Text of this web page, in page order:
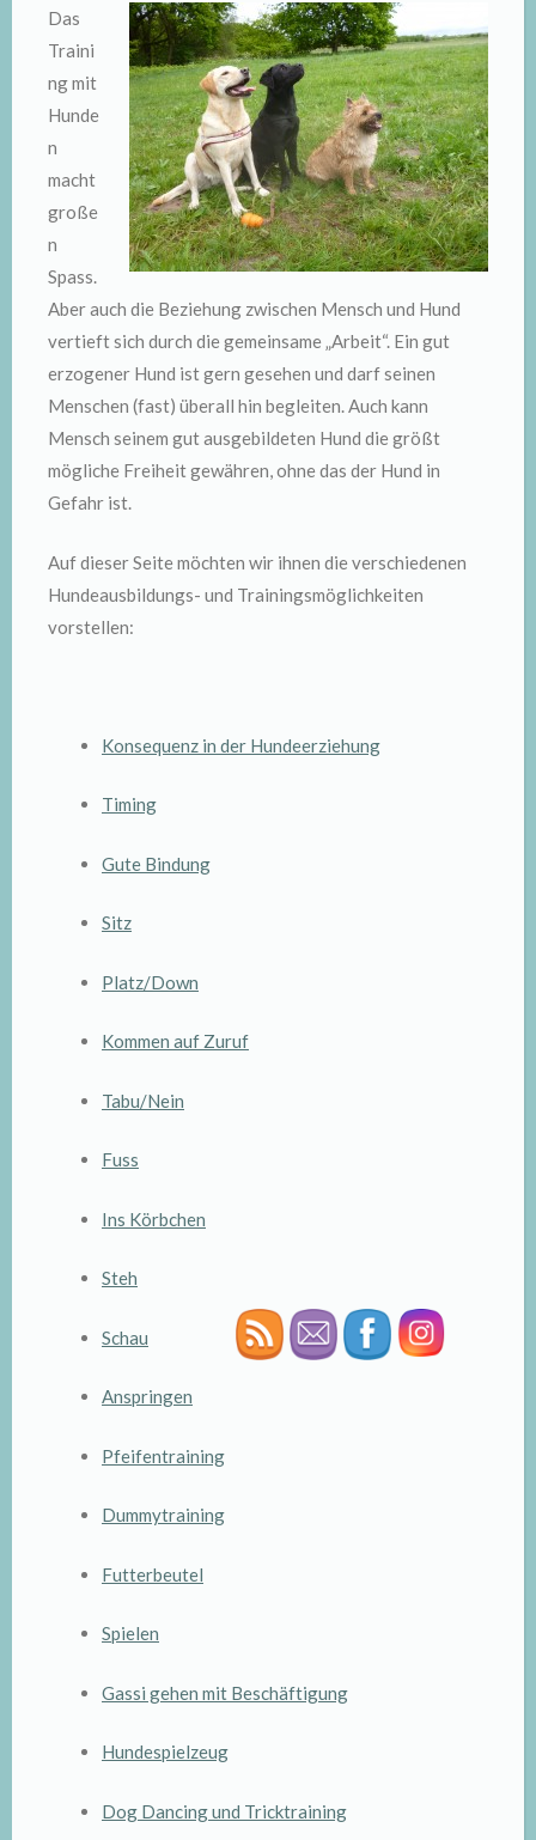
Das
Traini
ng mit
Hunde
n
macht
große
n
Spass.
Aber auch die Beziehung zwischen Mensch und Hund
vertieft sich durch die gemeinsame „Arbeit“. Ein gut
erzogener Hund ist gern gesehen und darf seinen
Menschen (fast) überall hin begleiten. Auch kann
Mensch seinem gut ausgebildeten Hund die größt
mögliche Freiheit gewähren, ohne das der Hund in
Gefahr ist.
Auf dieser Seite möchten wir ihnen die verschiedenen
Hundeausbildungs- und Trainingsmöglichkeiten
vorstellen:
Konsequenz in der Hundeerziehung
Timing
Gute Bindung
Sitz
Platz/Down
Kommen auf Zuruf
Tabu/Nein
Fuss
Ins Körbchen
Steh
Schau
Anspringen
Pfeifentraining
Dummytraining
Futterbeutel
Spielen
Gassi gehen mit Beschäftigung
Hundespielzeug
Dog Dancing und Tricktraining